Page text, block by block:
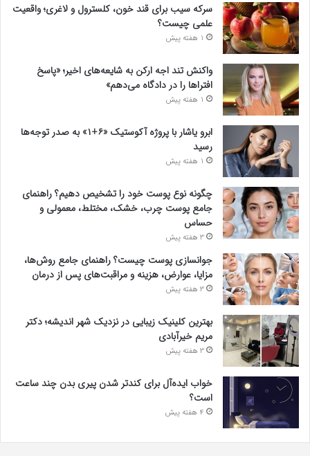
سرکه سیب برای قند خون، کلسترول و لاغری؛ واقعیت
علمی چیست؟
1 هفته پیش
واکنش تند اجه ارکن به شایعه‌های اخیر؛ «پاسخ
افتراها را در دادگاه می‌دهم»
1 هفته پیش
ابرو یاشار با پروژه آکوستیک «۶+۱» به صدر توجه‌ها
رسید
1 هفته پیش
چگونه نوع پوست خود را تشخیص دهیم؟ راهنمای
جامع پوست چرب، خشک، مختلط، معمولی و
حساس
3 هفته پیش
جوانسازی پوست چیست؟ راهنمای جامع روش‌ها،
مزایا، عوارض، هزینه و مراقبت‌های پس از درمان
3 هفته پیش
بهترین کلینیک زیبایی در نزدیک شهر اندیشه؛ دکتر
مریم خیرآبادی
3 هفته پیش
خواب ایده‌آل برای کندتر شدن پیری بدن چند ساعت
است؟
4 هفته پیش